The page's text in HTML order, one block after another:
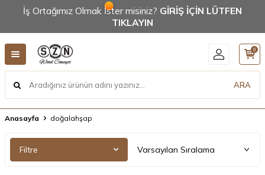
İş Ortağımız Olmak İster misiniz? GİRİŞ İÇİN LÜTFEN
TIKLAYIN
ARA
0
Anasayfa doğalahşap
Filtre